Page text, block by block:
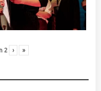
2 › »